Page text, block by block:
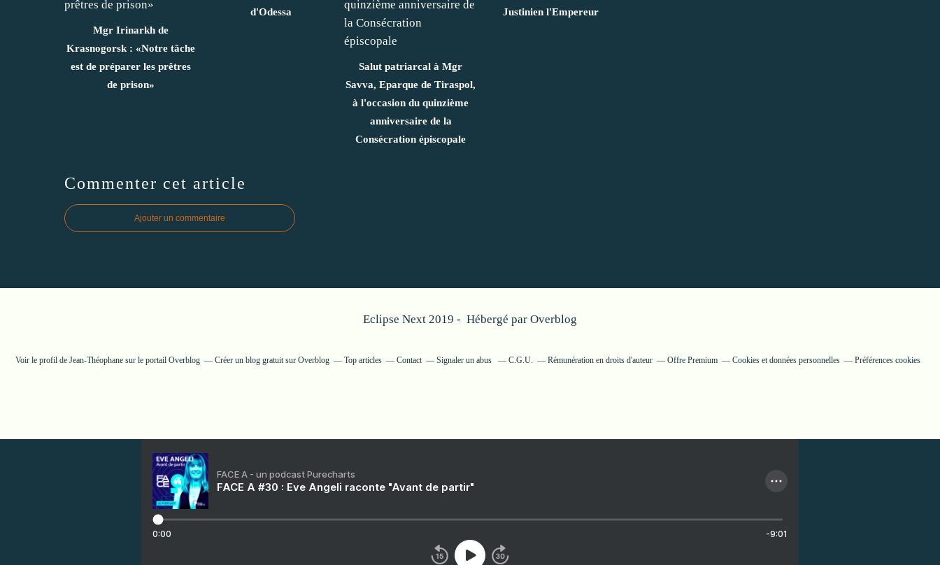
Mgr Irinarkh de
Krasnogorsk : «Notre tâche
est de préparer les prêtres
de prison»
d'Odessa
Salut patriarcal à Mgr
Savva, Eparque de Tiraspol,
à l'occasion du quinzième
anniversaire de la
Consécration épiscopale
Justinien l'Empereur
Commenter cet article
Ajouter un commentaire
Eclipse Next 2019 - Hébergé par Overblog
Voir le profil de Jean-Théophane sur le portail Overblog Créer un blog gratuit sur Overblog Top articles Contact Signaler un abus C.G.U. Rémunération en droits d'auteur Offre Premium Cookies et données personnelles Préférences cookies
FACE A - un podcast Purecharts
FACE A #30 : Eve Angeli raconte "Avant de partir"
0:00 -9:01